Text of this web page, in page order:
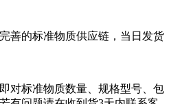
善的标准物质供应链，当日发货
对标准物质数量、规格型号、包